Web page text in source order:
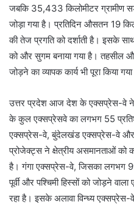
जबकि 35,433 किलोमीटर ग्रामीण
जोड़ा गया है। प्रतिदिन औसतन 19
की तेज प्रगति को दर्शाती है। इसके
को और सुगम बनाया गया है। तहसील
जोड़ने का व्यापक कार्य भी पूरा किया
उत्तर प्रदेश आज देश के एक्सप्रेस-वे
के कुल एक्सप्रेसवे का लगभग 55
एक्सप्रेस-वे, बुंदेलखंड एक्सप्रेस-वे
प्रोजेक्ट्स ने क्षेत्रीय असमानताओं
है। गंगा एक्सप्रेस-वे, जिसका लगभग
पूर्वी और पश्चिमी हिस्सों को जोड़ने
रहा है। इसके अलावा विन्ध्य एक्सप्रेस-